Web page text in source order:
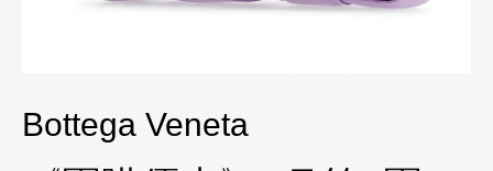
Bottega Veneta